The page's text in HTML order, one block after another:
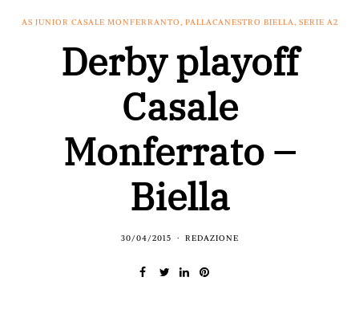
AS JUNIOR CASALE MONFERRANTO, PALLACANESTRO BIELLA, SERIE A2
Derby playoff
Casale
Monferrato –
Biella
30/04/2015 REDAZIONE